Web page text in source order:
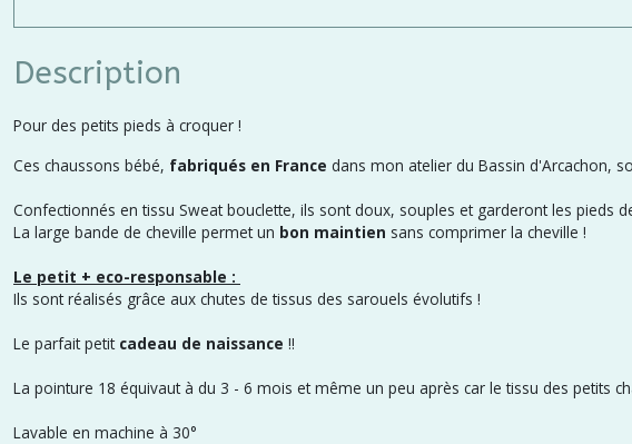
Description
Pour des petits pieds à croquer !
Ces chaussons bébé, fabriqués en France dans mon atelier du Bassin d'Arcachon,
Confectionnés en tissu Sweat bouclette, ils sont doux, souples et garderont les pieds
La large bande de cheville permet un bon maintien sans comprimer la cheville !
Le petit + eco-responsable :
Ils sont réalisés grâce aux chutes de tissus des sarouels évolutifs !
Le parfait petit cadeau de naissance !!
La pointure 18 équivaut à du 3 - 6 mois et même un peu après car le tissu des petits
Lavable en machine à 30°